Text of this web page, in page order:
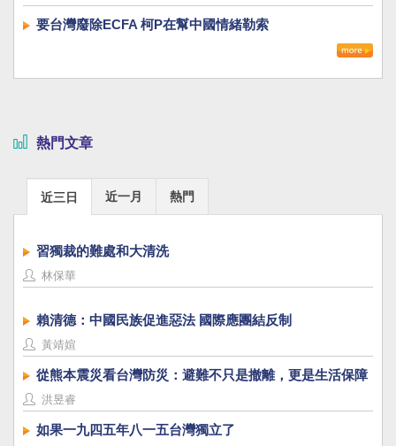
要台灣廢除ECFA 柯P在幫中國情緒勒索
熱門文章
近三日 近一月 熱門
習獨裁的難處和大清洗
林保華
賴清德：中國民族促進惡法 國際應團結反制
黃靖媗
從熊本震災看台灣防災：避難不只是撤離，更是生活保障
洪昱睿
如果一九四五年八一五台灣獨立了